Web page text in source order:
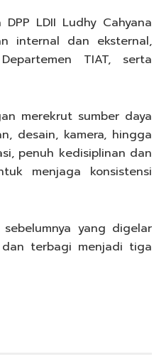
LDII Ludhy Cahyana
internal dan eksternal,
TIAT, serta
merekrut sumber daya
desain, kamera, hingga
penuh kedisiplinan dan
menjaga konsistensi
yang digelar
terbagi menjadi tiga